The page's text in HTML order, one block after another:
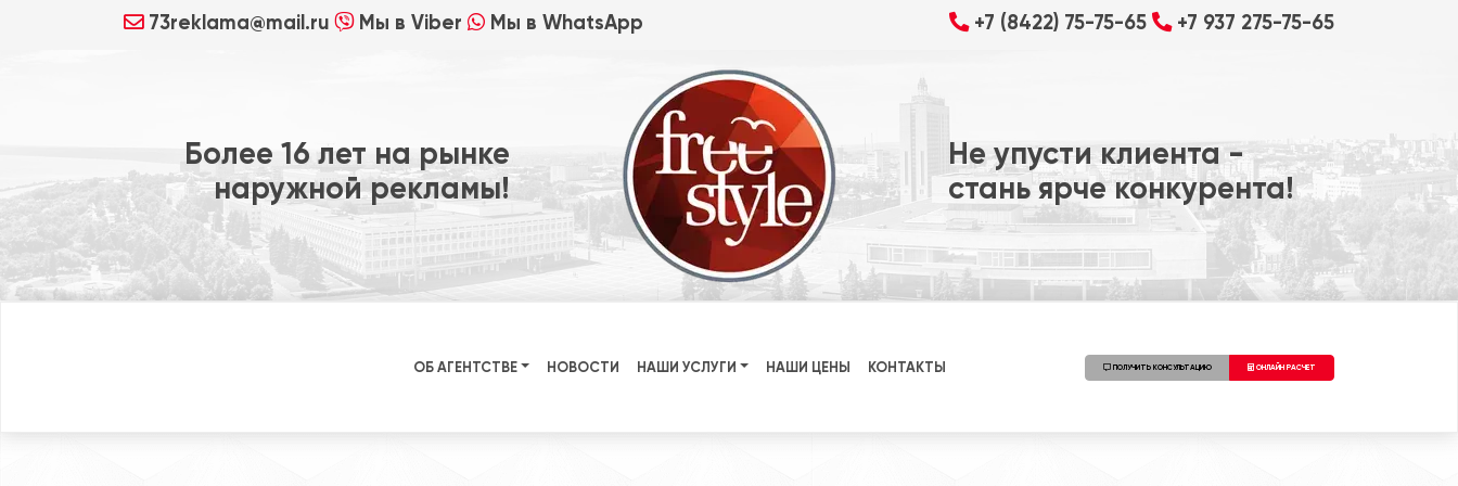
73reklama@mail.ru Мы в Viber Мы в WhatsApp +7 (8422) 75-75-65 +7 937 275-75-65
Более 16 лет на рынке
наружной рекламы!
Не упусти клиента -
стань ярче конкурента!
ОБ АГЕНТСТВЕ НОВОСТИ НАШИ УСЛУГИ НАШИ ЦЕНЫ КОНТАКТЫ ПОЛУЧИТЬ КОНСУЛЬТАЦИЮ ОНЛАЙН РАСЧЕТ